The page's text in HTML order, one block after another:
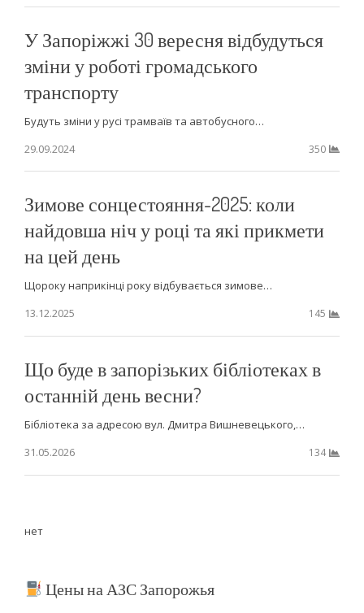
У Запоріжжі 30 вересня відбудуться
зміни у роботі громадського
транспорту
Будуть зміни у русі трамваїв та автобусного…
29.09.2024
350
Зимове сонцестояння-2025: коли
найдовша ніч у році та які прикмети
на цей день
Щороку наприкінці року відбувається зимове…
13.12.2025
145
Що буде в запорізьких бібліотеках в
останній день весни?
Бібліотека за адресою вул. Дмитра Вишневецького,…
31.05.2026
134
нет
Цены на АЗС Запорожья